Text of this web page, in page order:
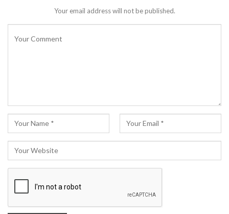
Your email address will not be published.